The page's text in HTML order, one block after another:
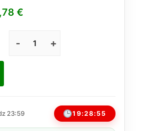
€
Samah
daudzums
23:59 19:28:55